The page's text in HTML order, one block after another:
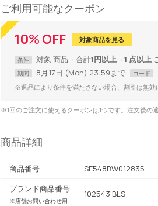
ご利用可能なクーポン
10% OFF 対象商品を見る
条件 対象 商品 合計1円以上 1 点以上
期間 8月17日 (Mon) 23:59まで コード
※返品により条件を満たさない場合、割引は無効
※1回のご注文に使えるクーポンは1つです。注文後の
商品詳細
商品番号
SE548BW012835
ブランド商品番号
※店舗お問い合わせ用
102543 BLS